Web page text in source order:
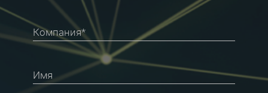
Компания*
Имя